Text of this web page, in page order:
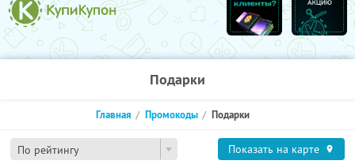
Подарки
По рейтингу
Главная Промокоды Подарки
Показать на карте